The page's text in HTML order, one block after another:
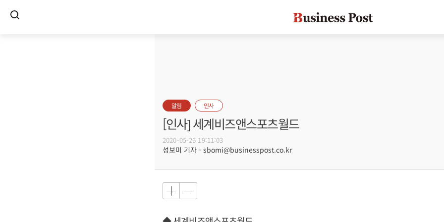
알림 인사
[인사] 세계비즈앤스포츠월드
2020-05-26 19:11:03
성보미 기자 - sbomi@businesspost.co.kr